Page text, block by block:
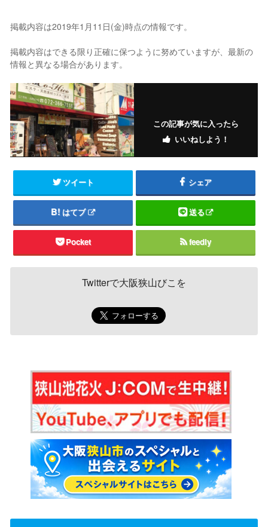
掲載内容は2019年1月11日(金)時点の情報です。
掲載内容はできる限り正確に保つように努めていますが、最新の
情報と異なる場合があります。
この記事が気に入ったら
いいねしよう！
ツイート シェア
はてブ 送る
Pocket feedly
Twitterで大阪狭山びこを